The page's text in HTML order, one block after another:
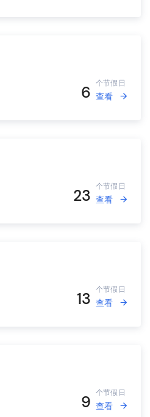
6 个节假日
查看
23 个节假日
查看
13 个节假日
查看
9 个节假日
查看